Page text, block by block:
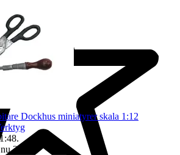
Dockhus miniatyrer skala 1:12
.
37 kr